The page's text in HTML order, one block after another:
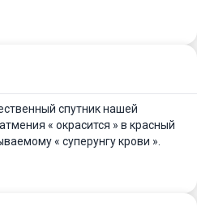
спутник нашей
« окрасится » в красный
« суперунгу крови ».